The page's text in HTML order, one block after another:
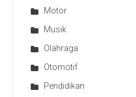
Motor
Musik
Olahraga
Otomotif
Pendidikan